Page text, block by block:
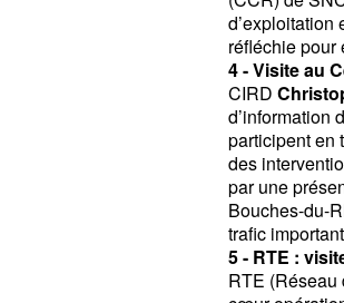
réfléchie pour
4 - Visite au
CIRD
d’information
participent en
des
par une
Bouches-du-
trafic
5 - RTE :
RTE (Réseau